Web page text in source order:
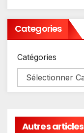
Categories
Catégories
Autres articles